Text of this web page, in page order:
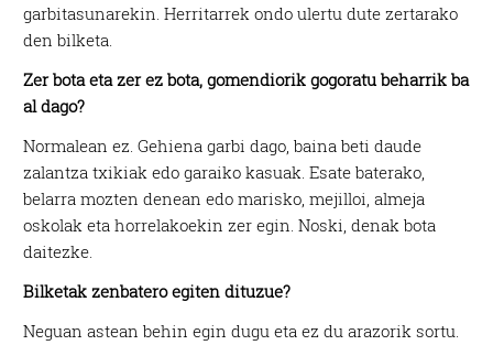
garbitasunarekin. Herritarrek ondo ulertu dute zertarako
den bilketa.
Zer bota eta zer ez bota, gomendiorik gogoratu beharrik ba
al dago?
Normalean ez. Gehiena garbi dago, baina beti daude
zalantza txikiak edo garaiko kasuak. Esate baterako,
belarra mozten denean edo marisko, mejilloi, almeja
oskolak eta horrelakoekin zer egin. Noski, denak bota
daitezke.
Bilketak zenbatero egiten dituzue?
Neguan astean behin egin dugu eta ez du arazorik sortu.